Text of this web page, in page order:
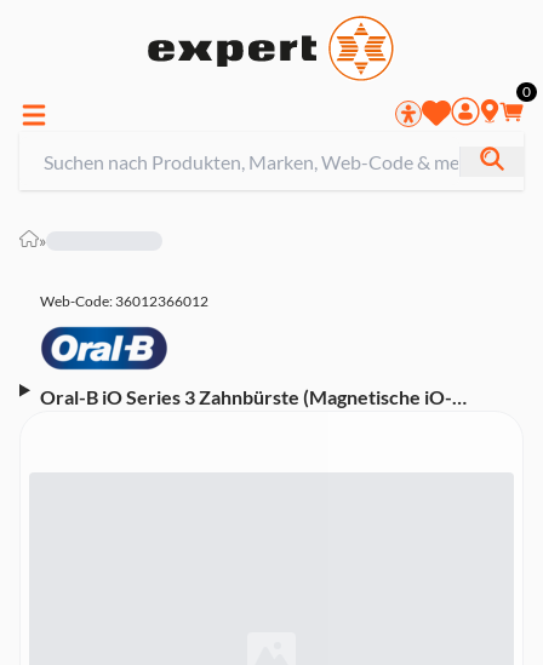
0
»
Web-Code: 36012366012
Oral-B iO Series 3 Zahnbürste (Magnetische iO-
signalisiert Bürstenkopfwechsel, Timer, Reiseetui, Matt